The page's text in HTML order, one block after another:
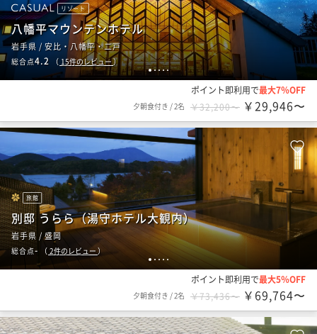
12345
リゾート
八幡平マウンテンホテル
岩手県 / 安比・八幡平・二戸
総合点4.2 （ 15件のレビュー）
ポイント即利用で最大7％OFF
夕朝食付き /2名 ￥32,200〜 ￥29,946〜
1 2 34 5
旅館
別邸 うらら（湯守ホテル大観内）
岩手県 / 盛岡
総合点- （ 2件のレビュー）
ポイント即利用で最大5％OFF
夕朝食付き /2名 ￥73,436〜 ￥69,764〜